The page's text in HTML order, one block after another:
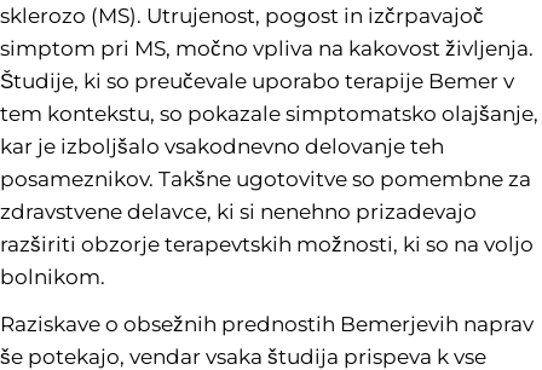
sklerozo (MS). Utrujenost, pogost in izčrpavajoč
simptom pri MS, močno vpliva na kakovost življenja.
Študije, ki so preučevale uporabo terapije Bemer v
tem kontekstu, so pokazale simptomatsko olajšanje,
kar je izboljšalo vsakodnevno delovanje teh
posameznikov. Takšne ugotovitve so pomembne za
zdravstvene delavce, ki si nenehno prizadevajo
razširiti obzorje terapevtskih možnosti, ki so na voljo
bolnikom.
Raziskave o obsežnih prednostih Bemerjevih naprav
še potekajo, vendar vsaka študija prispeva k vse